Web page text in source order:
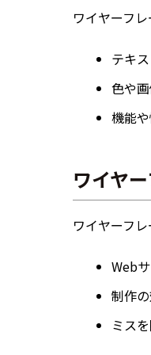
ワイヤーフ
テキ
色や
機能
ワイヤ
ワイヤーフ
Web
制作
ミス